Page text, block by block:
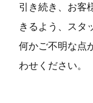
引き続き、お客
きるよう、スタ
何かご不明な点
わせください。